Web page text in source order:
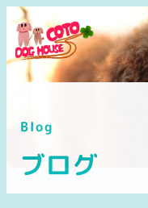
メ
イ
ン
へ
Blog
ブログ